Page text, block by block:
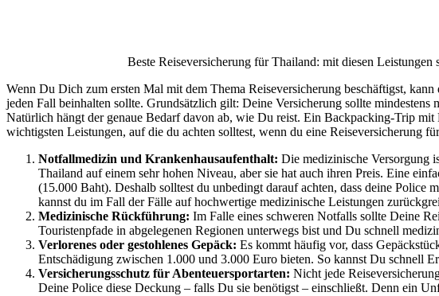
Beste Reiseversicherung für Thailand: mit diesen
Wenn Du Dich zum ersten Mal mit dem Thema Reiseversicherung beschäftigst,
jeden Fall beinhalten sollte. Grundsätzlich gilt: Deine Versicherung sollte
Natürlich hängt der genaue Bedarf davon ab, wie Du reist. Ein Backpacking-Trip
wichtigsten Leistungen, auf die du achten solltest, wenn du eine Reiseversicherung
Notfallmedizin und Krankenhausaufenthalt: Die medizinische Versorgung
Thailand auf einem sehr hohen Niveau, aber sie hat auch ihren Preis. Eine
(15.000 Baht). Deshalb solltest du unbedingt darauf achten, dass deine Police
kannst du im Fall der Fälle auf hochwertige medizinische Leistungen
Medizinische Rückführung: Im Falle eines schweren Notfalls sollte Deine
Touristenpfade in abgelegenen Regionen unterwegs bist und Du schnell
Verlorenes oder gestohlenes Gepäck: Es kommt häufig vor, dass
Entschädigung zwischen 1.000 und 3.000 Euro bieten. So kannst Du schnell
Versicherungsschutz für Abenteuersportarten: Nicht jede
Deine Police diese Deckung – falls Du sie benötigst – einschließt. Denn ein